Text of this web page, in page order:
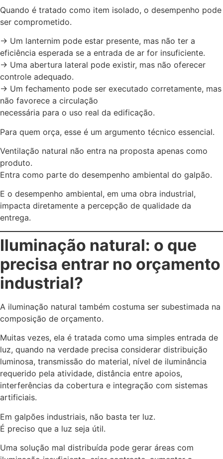
Quando é tratado como item isolado, o desempenho pode
ser comprometido.
-> Um lanternim pode estar presente, mas não ter a
eficiência esperada se a entrada de ar for insuficiente.
-> Uma abertura lateral pode existir, mas não oferecer
controle adequado.
-> Um fechamento pode ser executado corretamente, mas
não favorece a circulação
necessária para o uso real da edificação.
Para quem orça, esse é um argumento técnico essencial.
Ventilação natural não entra na proposta apenas como
produto.
Entra como parte do desempenho ambiental do galpão.
E o desempenho ambiental, em uma obra industrial,
impacta diretamente a percepção de qualidade da
entrega.
Iluminação natural: o que
precisa entrar no orçamento
industrial?
A iluminação natural também costuma ser subestimada na
composição de orçamento.
Muitas vezes, ela é tratada como uma simples entrada de
luz, quando na verdade precisa considerar distribuição
luminosa, transmissão do material, nível de iluminância
requerido pela atividade, distância entre apoios,
interferências da cobertura e integração com sistemas
artificiais.
Em galpões industriais, não basta ter luz.
É preciso que a luz seja útil.
Uma solução mal distribuída pode gerar áreas com